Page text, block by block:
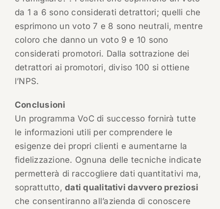
da 1 a 6 sono considerati detrattori; quelli che
esprimono un voto 7 e 8 sono neutrali, mentre
coloro che danno un voto 9 e 10 sono
considerati promotori. Dalla sottrazione dei
detrattori ai promotori, diviso 100 si ottiene
l’NPS.
Conclusioni
Un programma VoC di successo fornirà tutte
le informazioni utili per comprendere le
esigenze dei propri clienti e aumentarne la
fidelizzazione. Ognuna delle tecniche indicate
permetterà di raccogliere dati quantitativi ma,
soprattutto,dati qualitativi davvero preziosi
che consentiranno all’azienda di conoscere